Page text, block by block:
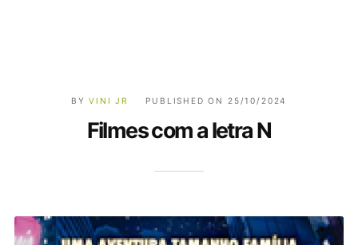
BYVINI JR PUBLISHED ON 25/10/2024
Filmes com a letra N